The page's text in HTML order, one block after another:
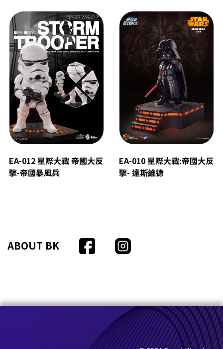
EA-012 星際大戰 帝國大反
擊-帝國暴風兵
EA-010 星際大戰:帝國大反
擊- 達斯維德
ABOUT BK